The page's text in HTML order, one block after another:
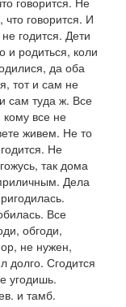
что говорится. И
годится. Дети
и родиться, коли
да оба
тот и сам не
сам туда ж. Все
кому все не
живем. Не то
Не
так дома
Дела
Все
обгоди,
не нужен,
долго. Сгодится
угодишь.
и тамб.